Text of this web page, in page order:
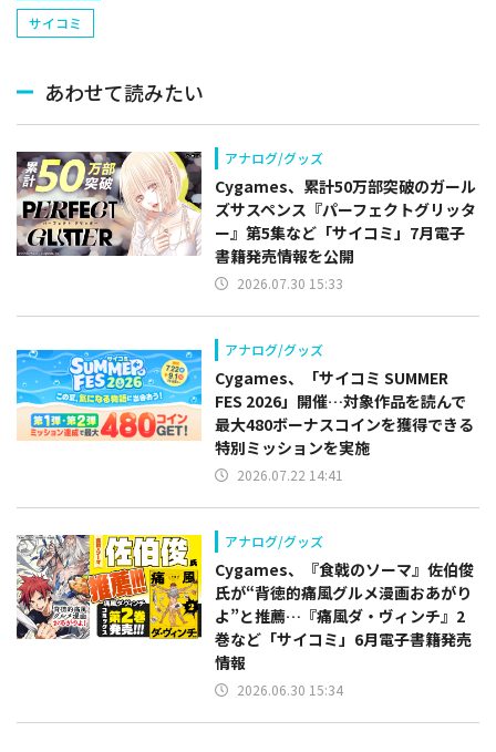
サイコミ
あわせて読みたい
アナログ/グッズ
Cygames、累計50万部突破のガール
ズサスペンス『パーフェクトグリッタ
ー』第5集など「サイコミ」7月電子
書籍発売情報を公開
2026.07.30 15:33
アナログ/グッズ
Cygames、「サイコミ SUMMER
FES 2026」開催…対象作品を読んで
最大480ボーナスコインを獲得できる
特別ミッションを実施
2026.07.22 14:41
アナログ/グッズ
Cygames、『食戟のソーマ』佐伯俊
氏が“背徳的痛風グルメ漫画おあがり
よ”と推薦…『痛風ダ・ヴィンチ』2
巻など「サイコミ」6月電子書籍発売
情報
2026.06.30 15:34